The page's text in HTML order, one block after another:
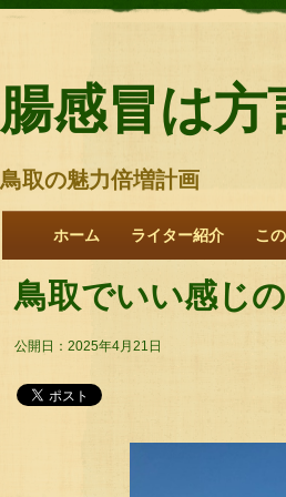
腸感冒は方
鳥取の魅力倍増計画
ホーム ライター紹介 こ
鳥取でいい感じ
公開日：2025年4月21日